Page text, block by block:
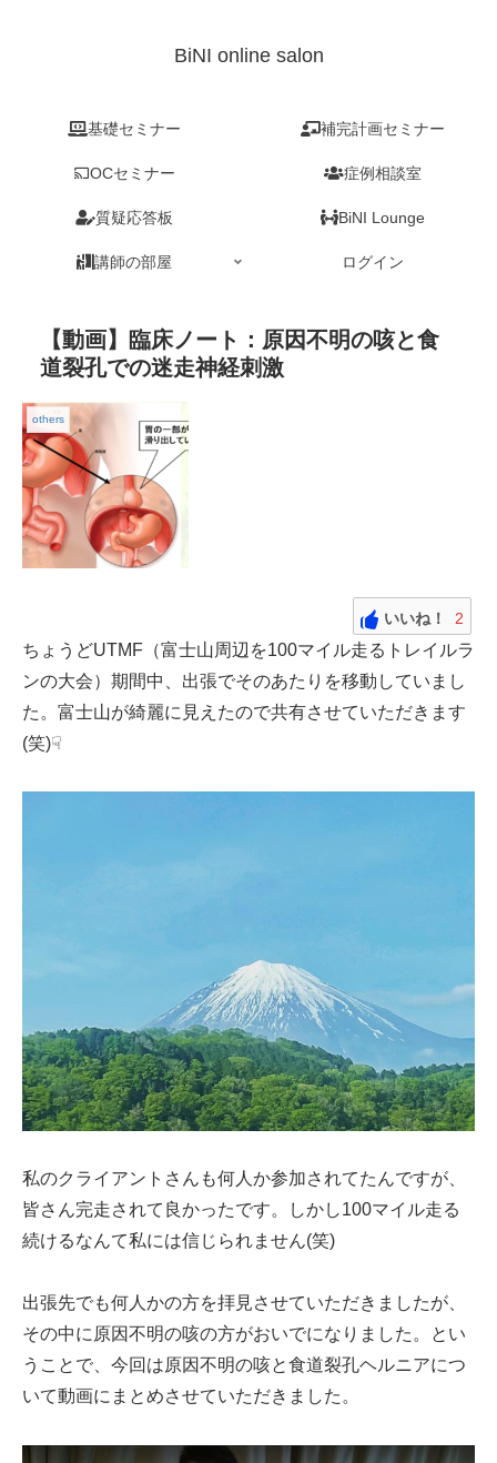
BiNI online salon
基礎セミナー 補完計画セミナー
OCセミナー 症例相談室
質疑応答板 BiNI Lounge
講師の部屋 ログイン
【動画】臨床ノート：原因不明の咳と食
道裂孔での迷走神経刺激
others
いいね！ 2
ちょうどUTMF（富士山周辺を100マイル走るトレイルラ
ンの大会）期間中、出張でそのあたりを移動していまし
た。富士山が綺麗に見えたので共有させていただきます
(笑)☟
私のクライアントさんも何人か参加されてたんですが、
皆さん完走されて良かったです。しかし100マイル走る
続けるなんて私には信じられません(笑)
出張先でも何人かの方を拝見させていただきましたが、
その中に原因不明の咳の方がおいでになりました。とい
うことで、今回は原因不明の咳と食道裂孔ヘルニアにつ
いて動画にまとめさせていただきました。